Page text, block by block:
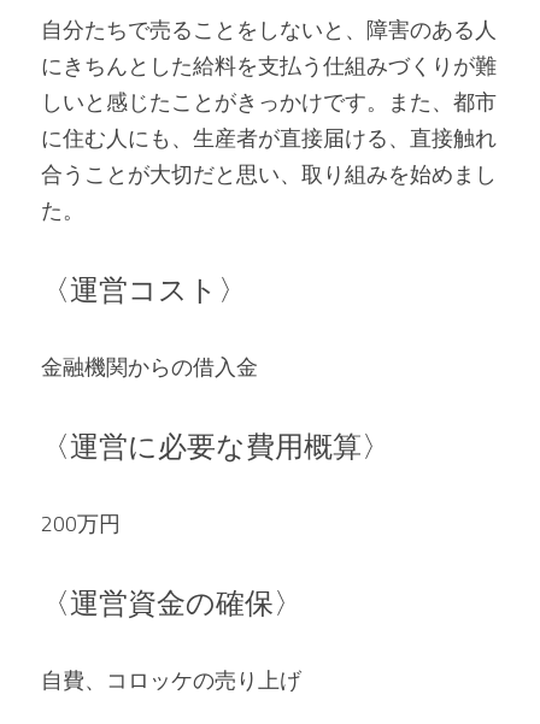
自分たちで売ることをしないと、障害のある人
にきちんとした給料を支払う仕組みづくりが難
しいと感じたことがきっかけです。また、都市
に住む人にも、生産者が直接届ける、直接触れ
合うことが大切だと思い、取り組みを始めまし
た。
〈運営コスト〉
金融機関からの借入金
〈運営に必要な費用概算〉
200万円
〈運営資金の確保〉
自費、コロッケの売り上げ